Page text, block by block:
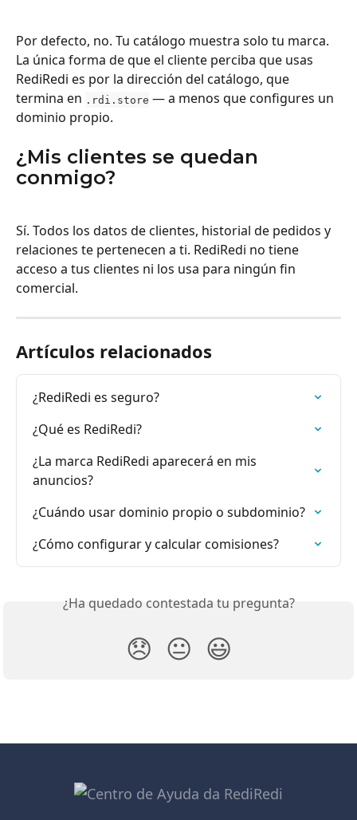
Por defecto, no. Tu catálogo muestra solo tu marca.
La única forma de que el cliente perciba que usas
RediRedi es por la dirección del catálogo, que
termina en .rdi.store — a menos que configures un
dominio propio.
¿Mis clientes se quedan
conmigo?
Sí. Todos los datos de clientes, historial de pedidos y
relaciones te pertenecen a ti. RediRedi no tiene
acceso a tus clientes ni los usa para ningún fin
comercial.
Artículos relacionados
¿RediRedi es seguro?
¿Qué es RediRedi?
¿La marca RediRedi aparecerá en mis
anuncios?
¿Cuándo usar dominio propio o subdominio?
¿Cómo configurar y calcular comisiones?
¿Ha quedado contestada tu pregunta?
😞 😐 😃